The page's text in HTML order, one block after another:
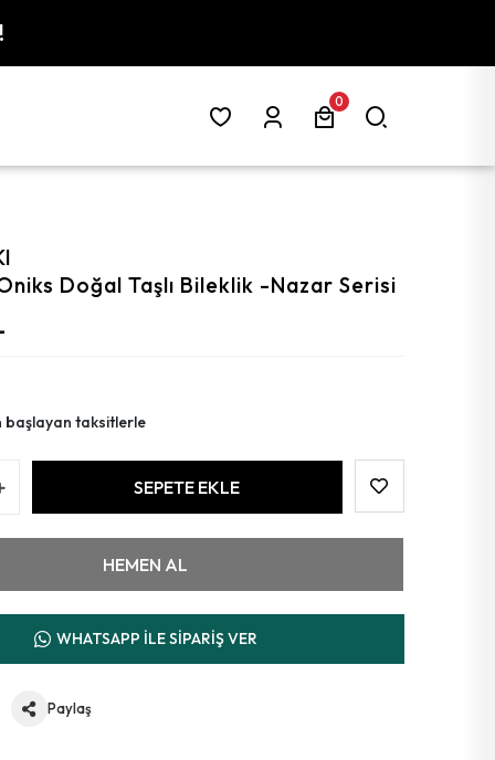
0
Doğal Taşlı Bileklik -Nazar Serisi
başlayan taksitlerle
SEPETE EKLE
HEMEN AL
WHATSAPP İLE SİPARİŞ VER
Paylaş